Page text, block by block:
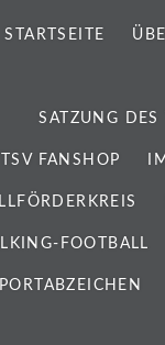
STARTSEITE
SATZUNG
TSV FANSHOP
FOOTBALL